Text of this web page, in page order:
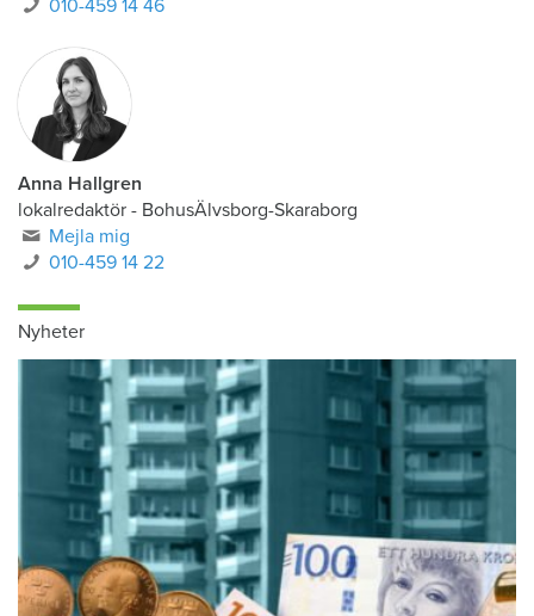
010-459 14 46
Anna Hallgren
lokalredaktör - BohusÄlvsborg-Skaraborg
Mejla mig
010-459 14 22
Nyheter